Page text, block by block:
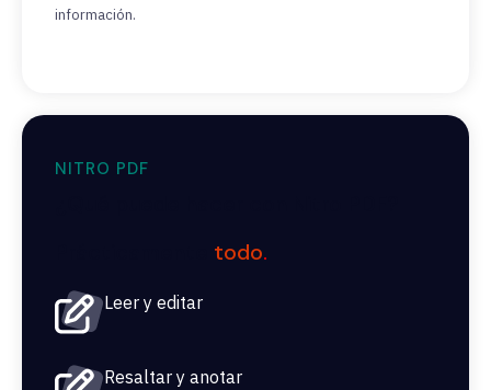
información.
NITRO PDF
todo.
Leer y editar
Resaltar y anotar